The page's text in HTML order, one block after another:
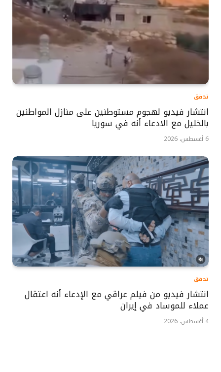
تحقق
انتشار فيديو لهجوم مستوطنين على منازل المواطنين
بالخليل مع الادعاء أنه في سوريا
6 أغسطس، 2026
تحقق
انتشار فيديو من فيلم عراقي مع الإدعاء أنه اعتقال
عملاء للموساد في إيران
4 أغسطس، 2026